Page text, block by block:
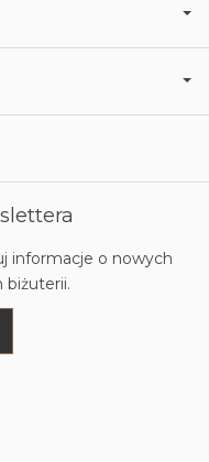
informacje o nowych
biżuterii.